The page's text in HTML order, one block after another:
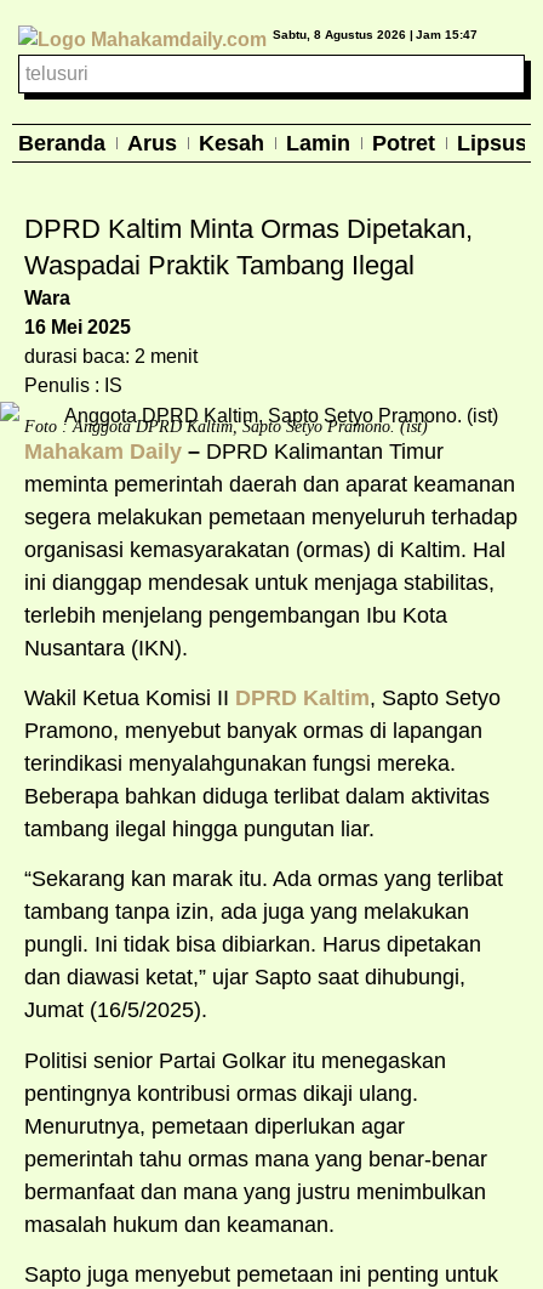
Sabtu, 8 Agustus 2026 | Jam 15:47
Beranda Arus Kesah Lamin Potret Lipsus
DPRD Kaltim Minta Ormas Dipetakan,
Waspadai Praktik Tambang Ilegal
Wara
16 Mei 2025
durasi baca: 2 menit
Penulis : IS
Foto : Anggota DPRD Kaltim, Sapto Setyo Pramono. (ist)
Mahakam Daily – DPRD Kalimantan Timur
meminta pemerintah daerah dan aparat keamanan
segera melakukan pemetaan menyeluruh terhadap
organisasi kemasyarakatan (ormas) di Kaltim. Hal
ini dianggap mendesak untuk menjaga stabilitas,
terlebih menjelang pengembangan Ibu Kota
Nusantara (IKN).
Wakil Ketua Komisi II DPRD Kaltim, Sapto Setyo
Pramono, menyebut banyak ormas di lapangan
terindikasi menyalahgunakan fungsi mereka.
Beberapa bahkan diduga terlibat dalam aktivitas
tambang ilegal hingga pungutan liar.
“Sekarang kan marak itu. Ada ormas yang terlibat
tambang tanpa izin, ada juga yang melakukan
pungli. Ini tidak bisa dibiarkan. Harus dipetakan
dan diawasi ketat,” ujar Sapto saat dihubungi,
Jumat (16/5/2025).
Politisi senior Partai Golkar itu menegaskan
pentingnya kontribusi ormas dikaji ulang.
Menurutnya, pemetaan diperlukan agar
pemerintah tahu ormas mana yang benar-benar
bermanfaat dan mana yang justru menimbulkan
masalah hukum dan keamanan.
Sapto juga menyebut pemetaan ini penting untuk